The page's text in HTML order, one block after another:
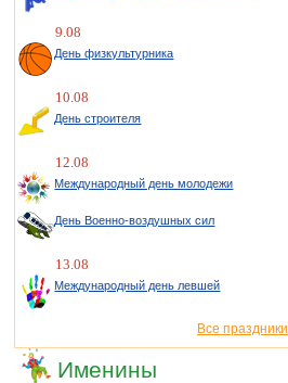
9.08
День физкультурника
10.08
День строителя
12.08
Международный день молодежи
День Военно-воздушных сил
13.08
Международный день левшей
Все праздники
Именины